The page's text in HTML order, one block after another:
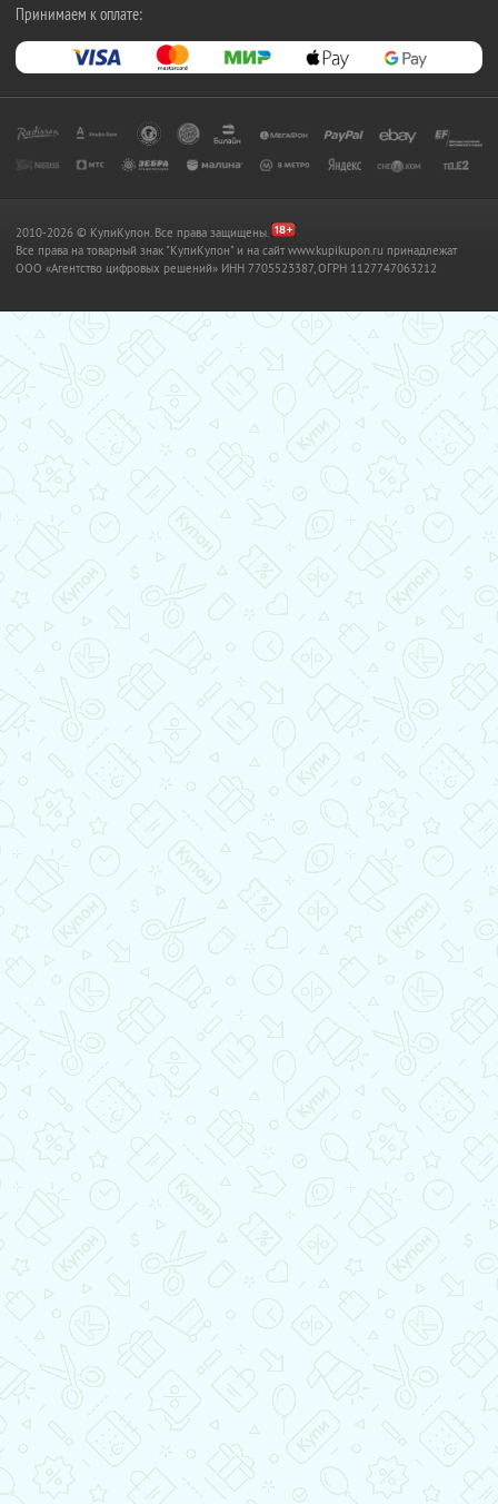
Принимаем к оплате:
2010-2026 © КупиКупон. Все права защищены.
Все права на товарный знак "КупиКупон" и на сайт www.kupikupon.ru принадлежат
OOO «Агентство цифровых решений» ИНН 7705523387, ОГРН 1127747063212